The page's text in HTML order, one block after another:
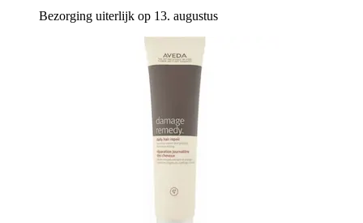
Bezorging uiterlijk op 13. augustus